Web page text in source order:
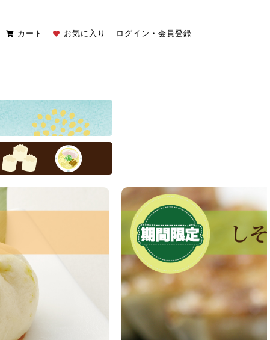
カート お気に入り ログイン・会員登録